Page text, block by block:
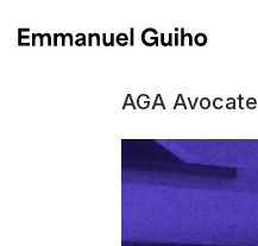
AGA Avocate